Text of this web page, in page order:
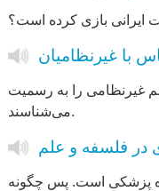
بازی کرده است؟
با غیرنظامیان
غیرنظامی را به رسمیت
می‌شناسند.
در فلسفه و علم
پزشکی است. پس چگونه